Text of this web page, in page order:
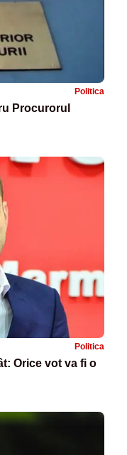
Politica
Procurorul
Politica
Orice vot va fi o